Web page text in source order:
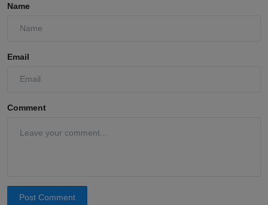
Name
Email
Comment
Post Comment